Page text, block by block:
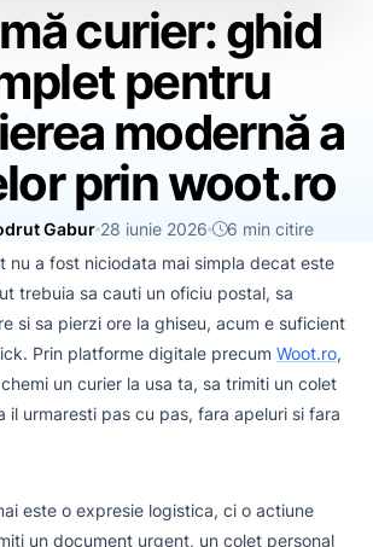
curier: ghid
pentru
modernă a
prin woot.ro
Gabur 28 iunie 2026
6 min citire
nu a fost niciodata mai simpla decat este
trebuia sa cauti un oficiu postal, sa
si sa pierzi ore la ghiseu, acum e suficient
Prin platforme digitale precum Woot.ro,
un curier la usa ta, sa trimiti un colet
il urmaresti pas cu pas, fara apeluri si fara
este o expresie logistica, ci o actiune
un document urgent, un colet personal